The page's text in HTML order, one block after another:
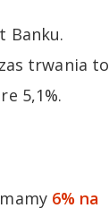
Banku.
trwania to
5,1%.
6% na